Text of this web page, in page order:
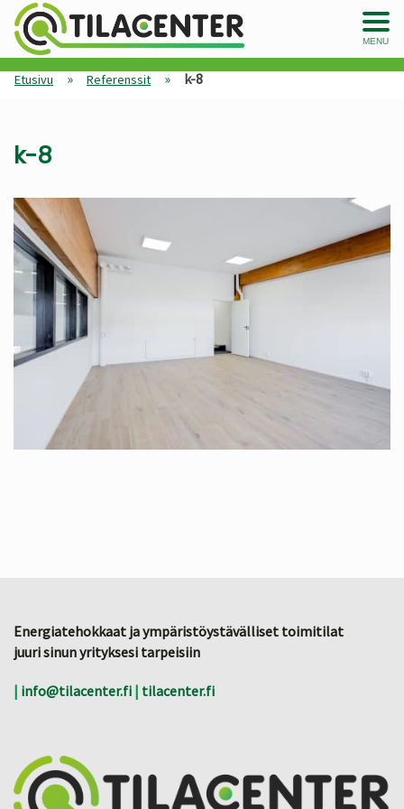
MENU
Etusivu » Referenssit » k-8
k-8
Energiatehokkaat ja ympäristöystävälliset toimitilat
juuri sinun yrityksesi tarpeisiin
| info@tilacenter.fi | tilacenter.fi